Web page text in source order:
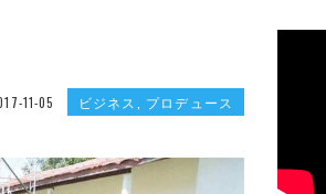
11-05 ビジネス プロデュース